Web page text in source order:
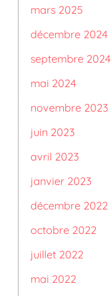
mars 2025
décembre 2024
septembre 2024
mai 2024
novembre 2023
juin 2023
avril 2023
janvier 2023
décembre 2022
octobre 2022
juillet 2022
mai 2022